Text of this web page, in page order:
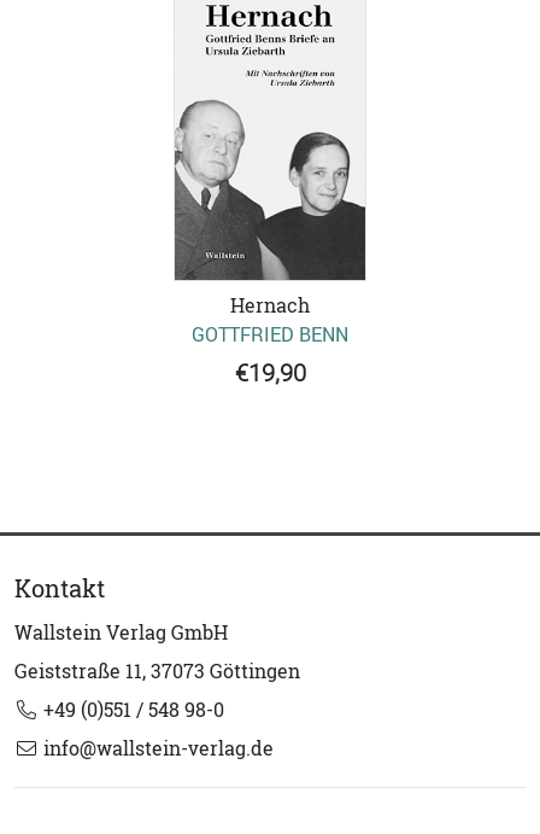
Hernach
GOTTFRIED BENN
€19,90
Kontakt
Wallstein Verlag GmbH
Geiststraße 11, 37073 Göttingen
+49 (0)551 / 548 98-0
info@wallstein-verlag.de